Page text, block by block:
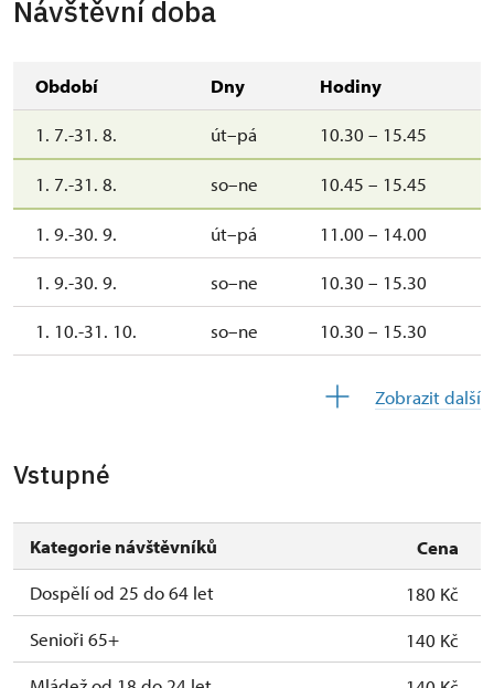
Návštěvní doba
Období Dny Hodiny
1. 7.-31. 8. út–pá 10.30 – 15.45
1. 7.-31. 8. so–ne 10.45 – 15.45
1. 9.-30. 9. út–pá 11.00 – 14.00
1. 9.-30. 9. so–ne 10.30 – 15.30
1. 10.-31. 10. so–ne 10.30 – 15.30
10.30 – 15.30
Zobrazit další
Vstupné
Kategorie návštěvníků
Cena
Dospělí od 25 do 64 let
180 Kč
Senioři 65+
140 Kč